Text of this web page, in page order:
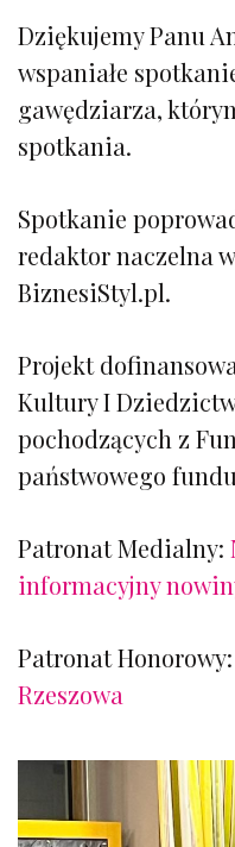
Dziękujemy Panu
wspaniałe
gawędziarza,
spotkania.
Spotkanie
redaktor naczelna
BiznesiStyl.pl.
Projekt
Kultury I
pochodzących z
państwowego
Patronat Medialny:
informacyjny
Patronat Honorowy:
Rzeszowa